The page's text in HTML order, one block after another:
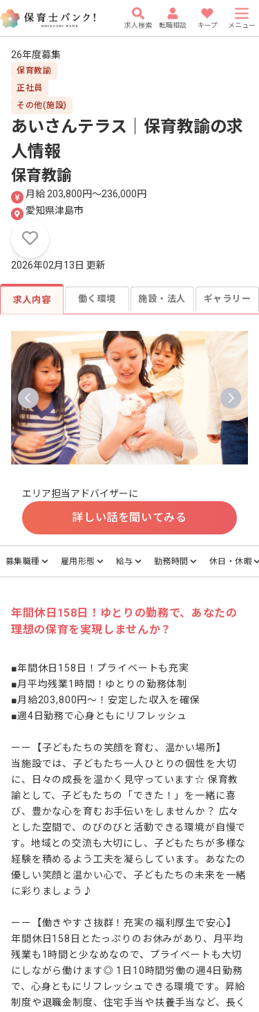
求人検索 転職相談 キープ メニュー
26年度募集
保育教諭
正社員
その他(施設)
あいさんテラス｜保育教諭の求
人情報
保育教諭
月給 203,800円〜236,000円
愛知県津島市
2026年02月13日 更新
求人内容 働く環境 施設・法人 ギャラリー
エリア担当アドバイザーに
詳しい話を聞いてみる
募集職種 雇用形態 給与 勤務時間 休日・休暇
年間休日158日！ゆとりの勤務で、あなたの
理想の保育を実現しませんか？
■年間休日158日！プライベートも充実
■月平均残業1時間！ゆとりの勤務体制
■月給203,800円～！安定した収入を確保
■週4日勤務で心身ともにリフレッシュ
ーー【子どもたちの笑顔を育む、温かい場所】
当施設では、子どもたち一人ひとりの個性を大切
に、日々の成長を温かく見守っています☆ 保育教
諭として、子どもたちの「できた！」を一緒に喜
び、豊かな心を育むお手伝いをしませんか？ 広々
とした空間で、のびのびと活動できる環境が自慢で
す。地域との交流も大切にし、子どもたちが多様な
経験を積めるよう工夫を凝らしています。あなたの
優しい笑顔と温かい心で、子どもたちの未来を一緒
に彩りましょう♪
ーー【働きやすさ抜群！充実の福利厚生で安心】
年間休日158日とたっぷりのお休みがあり、月平均
残業も1時間と少なめなので、プライベートも大切
にしながら働けます◎ 1日10時間労働の週4日勤務
で、心身ともにリフレッシュできる環境です。昇給
制度や退職金制度、住宅手当や扶養手当など、長く